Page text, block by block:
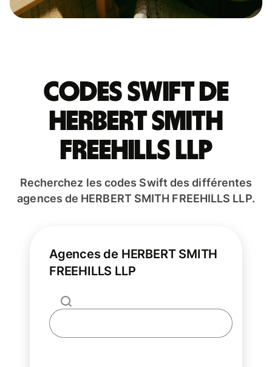
Codes Swift de
HERBERT SMITH
FREEHILLS LLP
Recherchez les codes Swift des différentes
agences de HERBERT SMITH FREEHILLS LLP.
Agences de HERBERT SMITH
FREEHILLS LLP